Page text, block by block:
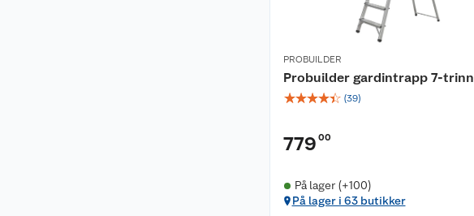
PROBUILDER
Probuilder gardintrapp 7-trinn
☆☆☆☆☆ (39)
779 00
På lager (+100)
På lager i 63 butikker